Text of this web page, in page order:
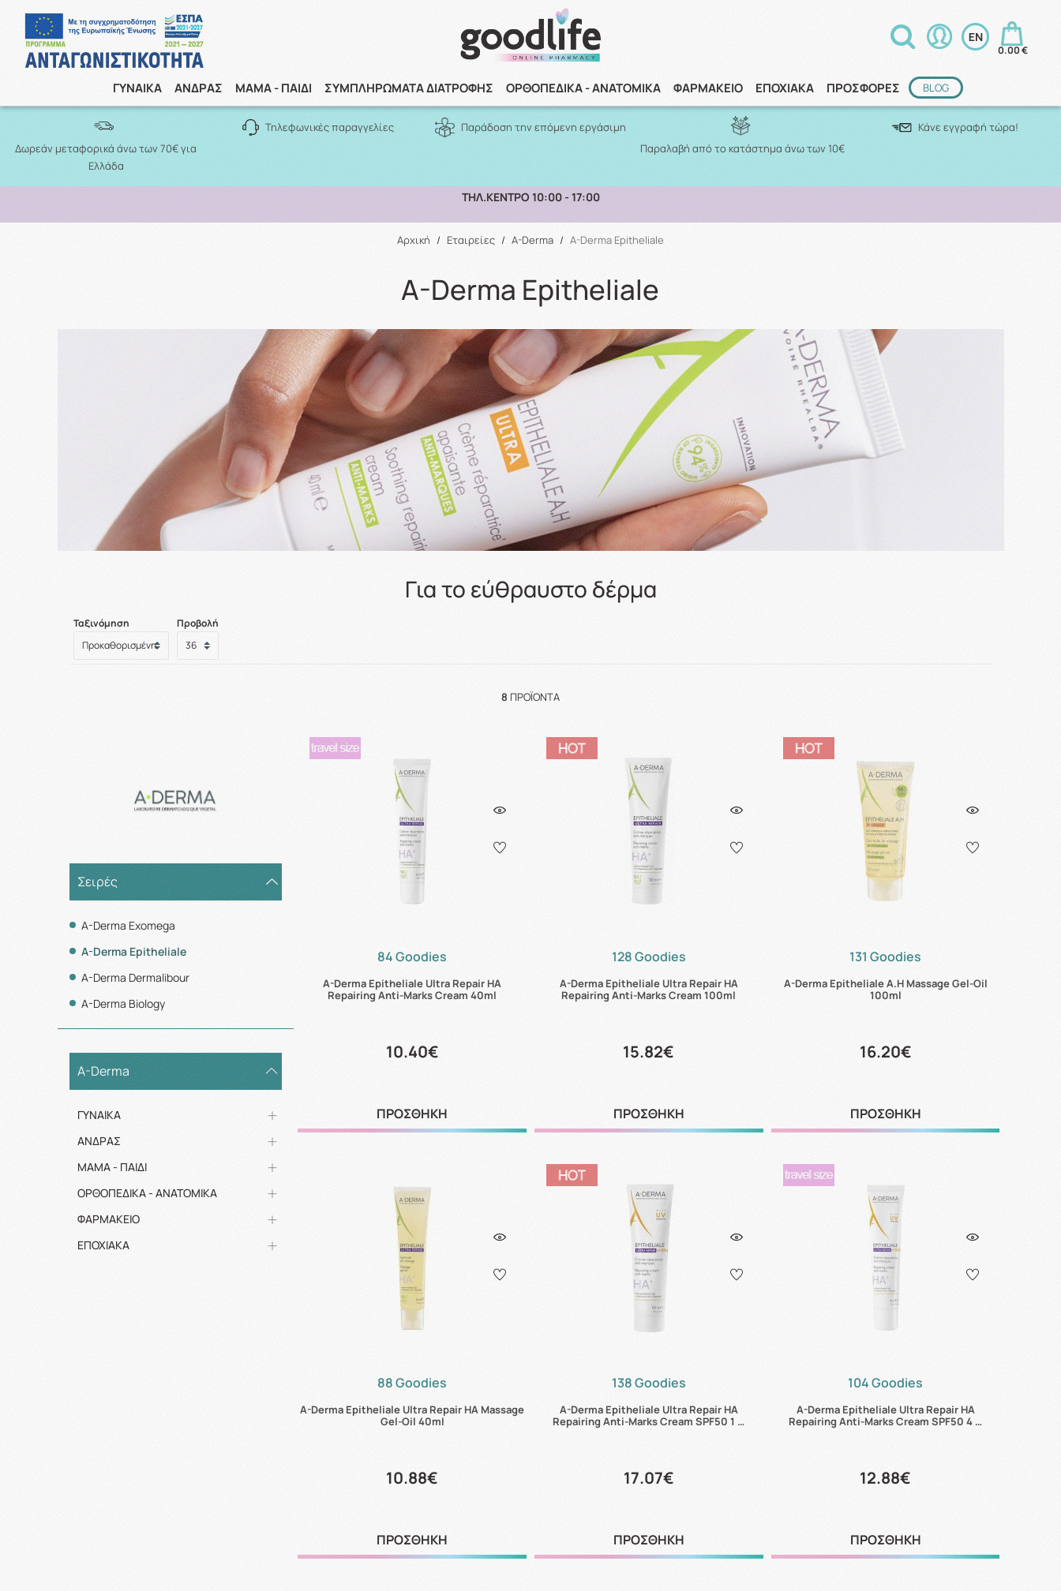
0.00 €
ΓΥΝΑΙΚΑ ΑΝΔΡΑΣ ΜΑΜΑ - ΠΑΙΔΙ ΣΥΜΠΛΗΡΩΜΑΤΑ ΔΙΑΤΡΟΦΗΣ ΟΡΘΟΠΕΔΙΚΑ - ΑΝΑΤΟΜΙΚΑ ΦΑΡΜΑΚΕΙΟ ΕΠΟΧΙΑΚΑ ΠΡΟΣΦΟΡΕΣ BLOG
Αναζήτηση
Δωρεάν μεταφορικά άνω των 70€ για
Ελλάδα
Τηλεφωνικές παραγγελίες
Παράδοση την επόμενη εργάσιμη
Παραλαβή από το κατάστημα άνω των 10€
Κάνε εγγραφή τώρα!
ΠΑΡΑΛΑΒΗ ΑΠΟ ΤΟ ΚΑΤΑΣΤΗΜΑ ΑΝΩ ΤΩΝ 10€
Αρχική / Εταιρείες / A-Derma / A-Derma Epitheliale
A-Derma Epitheliale
Για το εύθραυστο δέρμα
Ταξινόμηση Προβολή
8 ΠΡΟΪΌΝΤΑ
Σειρές
A-Derma Exomega
A-Derma Epitheliale
A-Derma Dermalibour
A-Derma Biology
A-Derma
ΓΥΝΑΙΚΑ
ΑΝΔΡΑΣ
ΜΑΜΑ - ΠΑΙΔΙ
ΟΡΘΟΠΕΔΙΚΑ - ΑΝΑΤΟΜΙΚΑ
ΦΑΡΜΑΚΕΙΟ
ΕΠΟΧΙΑΚΑ
84 Goodies
A-Derma Epitheliale Ultra Repair HA
Repairing Anti-Marks Cream 40ml
10.40€
ΠΡΟΣΘΗΚΗ
128 Goodies
A-Derma Epitheliale Ultra Repair HA
Repairing Anti-Marks Cream 100ml
15.82€
ΠΡΟΣΘΗΚΗ
131 Goodies
A-Derma Epitheliale A.H Massage Gel-Oil
100ml
16.20€
ΠΡΟΣΘΗΚΗ
88 Goodies
A-Derma Epitheliale Ultra Repair HA Massage
Gel-Oil 40ml
10.88€
ΠΡΟΣΘΗΚΗ
138 Goodies
A-Derma Epitheliale Ultra Repair HA
Repairing Anti-Marks Cream SPF50 1 …
17.07€
ΠΡΟΣΘΗΚΗ
104 Goodies
A-Derma Epitheliale Ultra Repair HA
Repairing Anti-Marks Cream SPF50 4 …
12.88€
ΠΡΟΣΘΗΚΗ